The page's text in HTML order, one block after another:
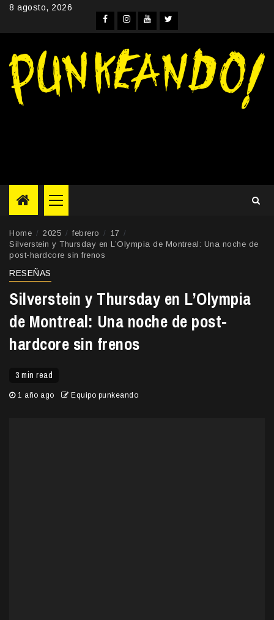
Skip8 agosto, 2026
Facebook
Instagram
YouTubeTwitter
Primary
Menu
Home 2025 febrero
17
Silverstein y Thursday en L’Olympia de Montreal: Una noche de
post-hardcore sin frenos
RESEÑAS
Silverstein y Thursday en L’Olympia
de Montreal: Una noche de post-
hardcore sin frenos
3 min read
1 año ago Equipo punkeando